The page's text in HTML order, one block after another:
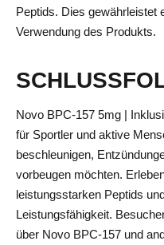
Peptids. Dies gewährleistet
Verwendung des Produkts.
Novo BPC-157 5mg |
für Sportler und aktive
beschleunigen,
vorbeugen möchten.
leistungsstarken Peptids
Leistungsfähigkeit.
über Novo BPC-157 und